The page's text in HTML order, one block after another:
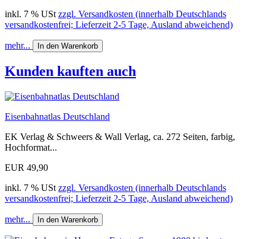
inkl. 7 % USt zzgl. Versandkosten (innerhalb Deutschlands
versandkostenfrei; Lieferzeit 2-5 Tage, Ausland abweichend)
mehr... In den Warenkorb
Kunden kauften auch
Eisenbahnatlas Deutschland
EK Verlag & Schweers & Wall Verlag, ca. 272 Seiten, farbig,
Hochformat...
EUR 49,90
inkl. 7 % USt zzgl. Versandkosten (innerhalb Deutschlands
versandkostenfrei; Lieferzeit 2-5 Tage, Ausland abweichend)
mehr... In den Warenkorb